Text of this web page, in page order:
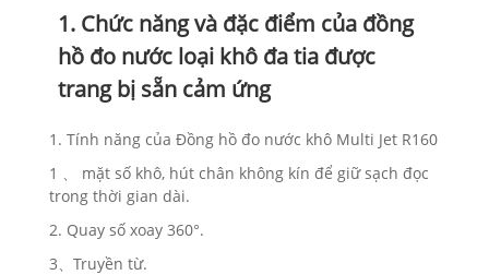
1. Chức năng và đặc điểm của đồng
hồ đo nước loại khô đa tia được
trang bị sẵn cảm ứng
1. Tính năng của Đồng hồ đo nước khô Multi Jet R160
1 、 mặt số khô, hút chân không kín để giữ sạch đọc
trong thời gian dài.
2. Quay số xoay 360°.
3、Truyền từ.